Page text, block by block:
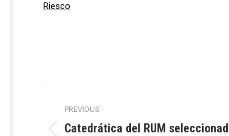
Riesco
Post
navigation
PREVIOUS
Catedrática del RUM